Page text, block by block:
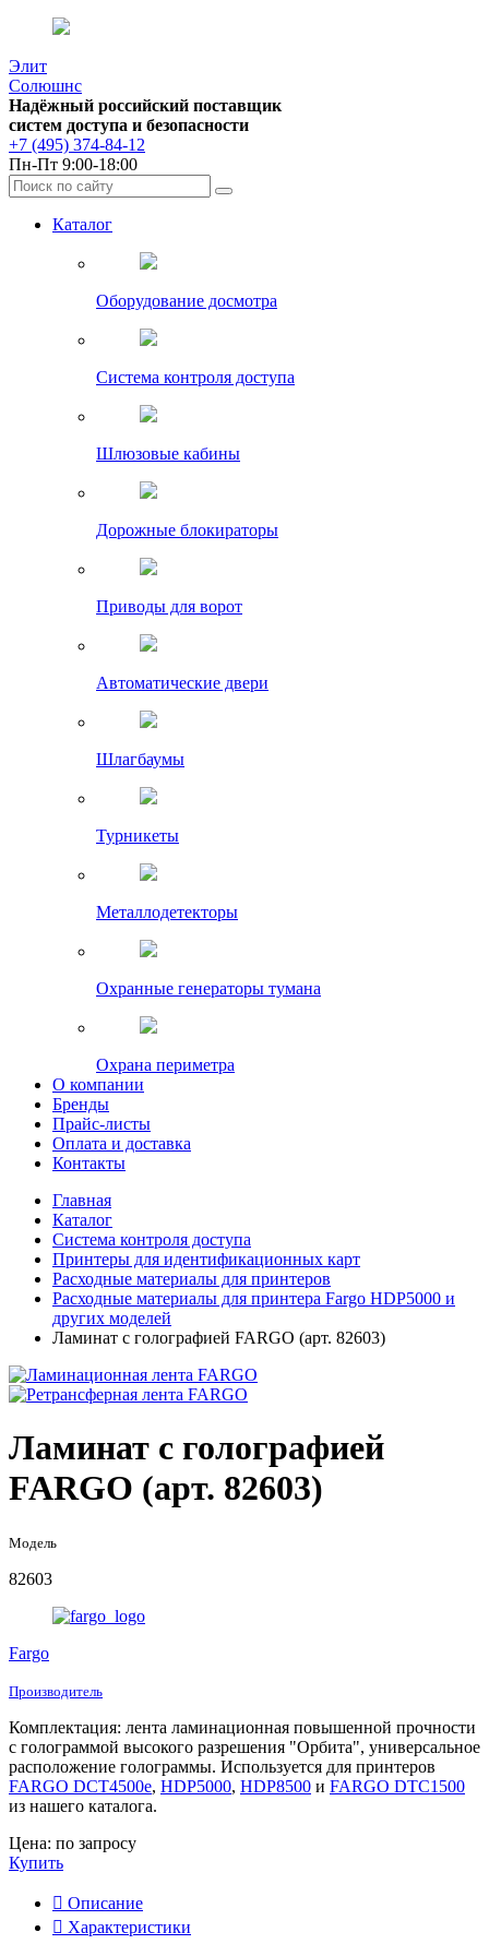
Элит
Солюшнс
Надёжный российский поставщик
систем доступа и безопасности
+7 (495) 374-84-12
Пн-Пт 9:00-18:00
Каталог
Оборудование досмотра
Система контроля доступа
Шлюзовые кабины
Дорожные блокираторы
Приводы для ворот
Автоматические двери
Шлагбаумы
Турникеты
Металлодетекторы
Охранные генераторы тумана
Охрана периметра
О компании
Бренды
Прайс-листы
Оплата и доставка
Контакты
Главная
Каталог
Система контроля доступа
Принтеры для идентификационных карт
Расходные материалы для принтеров
Расходные материалы для принтера Fargo HDP5000 и
других моделей
Ламинат с голографией FARGO (арт. 82603)
Ламинат с голографией
FARGO (арт. 82603)
Модель
82603
Fargo
Производитель
Комплектация: лента ламинационная повышенной прочности
с голограммой высокого разрешения "Орбита", универсальное
расположение голограммы. Используется для принтеров
FARGO DCT4500e, HDP5000, HDP8500 и FARGO DTC1500
из нашего каталога.
Цена: по запросу
Купить
Описание
Характеристики